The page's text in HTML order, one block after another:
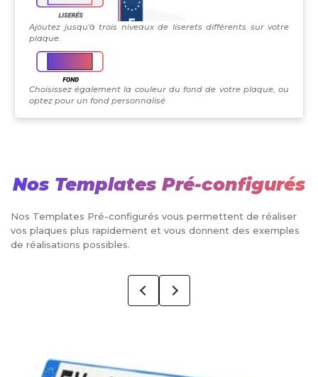
Ajoutez jusqu'à trois niveaux de liserets différents sur votre
plaque.
Choisissez également la couleur du fond de votre plaque, ou
optez pour un fond personnalisé
Nos Templates Pré-configurés
Nos Templates Pré-configurés vous permettent de réaliser
vos plaques plus rapidement et vous donnent des exemples
de réalisations possibles.